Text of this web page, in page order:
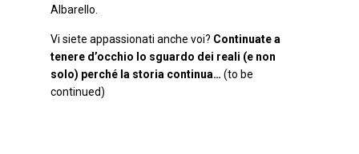
Albarello.
Vi siete appassionati anche voi? Continuate a
tenere d’occhio lo sguardo dei reali (e non
solo) perché la storia continua… (to be
continued)